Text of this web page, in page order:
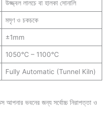
উজ্জ্বল লালচে বা হালকা সোনালি
মসৃণ ও চকচকে
±1mm
1050°C – 1100°C
Fully Automatic (Tunnel Kiln)
আপনার ভবনের জন্য সর্বোচ্চ নিরাপত্তা ও